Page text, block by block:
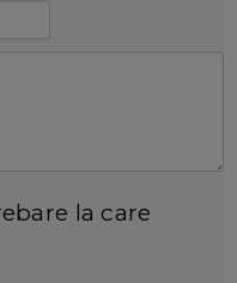
la care